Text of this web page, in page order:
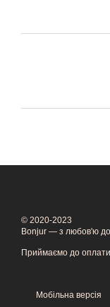
© 2020-2023
Bonjur — з любов'ю
Приймаємо до оплати
Мобільна версія